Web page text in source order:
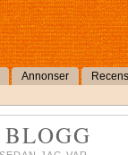
Annonser